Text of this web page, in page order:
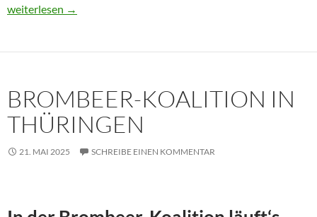
Usbekistan 2025: Unterwegs in einem Land im Aufbruch
weiterlesen →
BROMBEER-KOALITION IN
THÜRINGEN
21. MAI 2025 SCHREIBE EINEN KOMMENTAR